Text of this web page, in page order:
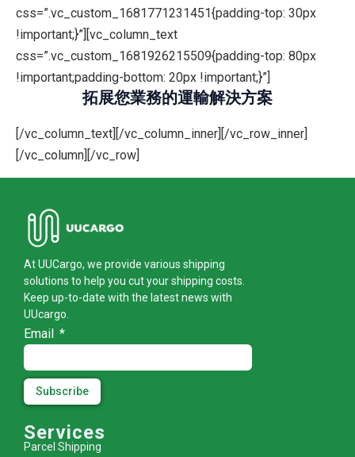
css=”.vc_custom_1681771231451{padding-top: 30px
!important;}”][vc_column_text
css=”.vc_custom_1681926215509{padding-top: 80px
!important;padding-bottom: 20px !important;}”]
拓展您業務的運輸解決方案
[/vc_column_text][/vc_column_inner][/vc_row_inner]
[/vc_column][/vc_row]
At UUCargo, we provide various shipping
solutions to help you cut your shipping costs.
Keep up-to-date with the latest news with
UUcargo.
Email
Subscribe
Services
Parcel Shipping